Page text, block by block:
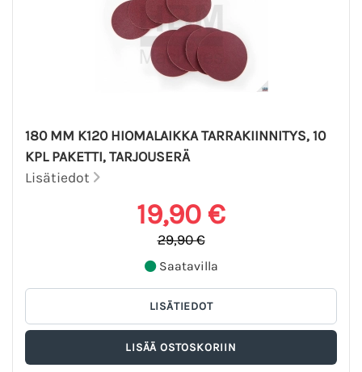
180 MM K120 HIOMALAIKKA TARRAKIINNITYS, 10
KPL PAKETTI, TARJOUSERÄ
Lisätiedot
19,90 €
29,90 €
Saatavilla